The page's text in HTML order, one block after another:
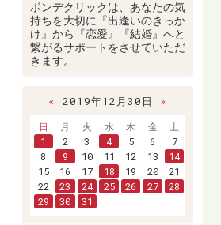
ボンデクリックは、あなたの気
持ちを大切に『出逢いのきっか
け』から『恋愛』『結婚』へと
繋がるサポートをさせていただ
きます。
« 2019年12月30日
»
日
月 火 水 木 金
土
1
2 3 4 5 6
7
8
9 10 11 12 13
14
15
16 17 18 19 20
21
22
23 24 25 26 27
28
29
30 31